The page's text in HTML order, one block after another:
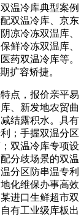
温冷库典型案例
双温冷库、京东
凉冷冻双温库、
鲜冷冻双温库、
药双温冷库等。
扩容矫捷。
点，报价亲平易
、新发地农贸曲
结露积水。具有
；手握双温分区
双温冷库专项设
分歧场景的双温
分区防串温专利
化维保办事高效
进口生鲜超市双
有工业级库板出